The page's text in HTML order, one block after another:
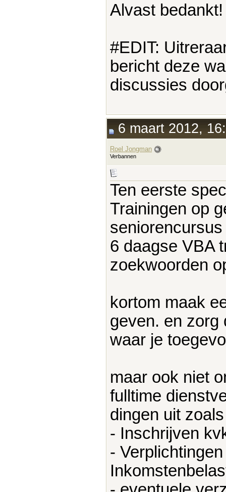
Alvast bedankt!
#EDIT:
bericht deze
discussies
6 maart 2012,
Roel Jongman
Verbannen
Ten eerste
Trainingen op
6 daagse VBA
zoekwoorden
kortom maak
geven. en zorg
waar je
maar ook niet
fulltime
dingen uit zoals
- Inschrijven
-